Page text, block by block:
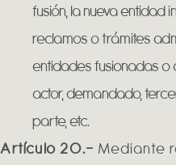
fusión, la nueva entidad
reclamos o trámites
entidades fusionadas
actor, demandado,
parte, etc.
Artículo 20.- Mediante